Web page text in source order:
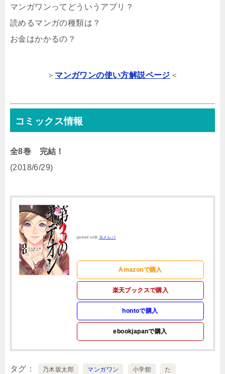
マンガワンってどういうアプリ？
読めるマンガの種類は？
お金はかかるの？
＞ マンガワンの使い方解説ページ ＜
コミックス情報
全8巻 完結！
(2018/6/29)
posted with ヨメレバ
Amazonで購入
楽天ブックスで購入
hontoで購入
ebookjapanで購入
タグ 乃木坂太郎 マンガワン 小学館 た